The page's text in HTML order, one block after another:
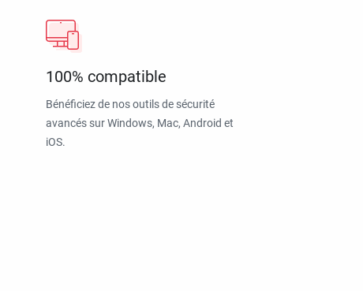
100% compatible
Bénéficiez de nos outils de sécurité
avancés sur Windows, Mac, Android et
iOS.